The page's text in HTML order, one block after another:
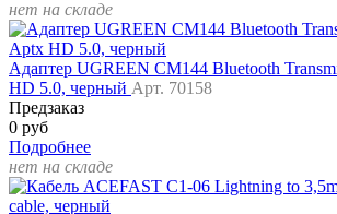
нет на складе
Адаптер UGREEN CM144 Bluetooth
HD 5.0, черный Арт. 70158
Предзаказ
0 руб
Подробнее
нет на складе